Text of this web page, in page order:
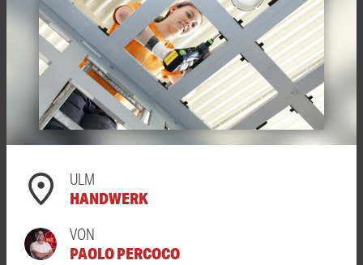
ULM
HANDWERK
VON
PAOLO PERCOCO